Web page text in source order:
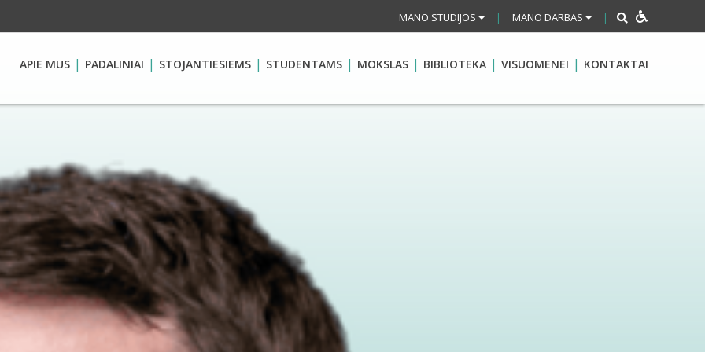
MANO STUDIJOS | MANO DARBAS |
APIE MUS PADALINIAI STOJANTIESIEMS STUDENTAMS MOKSLAS BIBLIOTEKA VISUOMENEI KONTAKTAI